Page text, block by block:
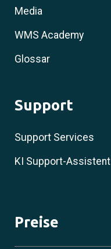
Media
WMS Academy
Glossar
Support
Support Services
KI Support-Assistent
Preise